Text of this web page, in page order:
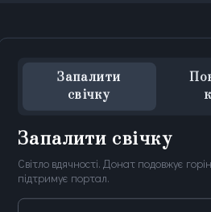
Запалити
свічку
Запалити свічку
Світло вдячності. Донат подовжує
підтримує портал.